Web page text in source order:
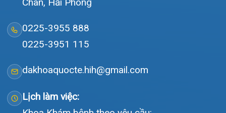
Tin tức
Liên hệ
© Bệnh viện đa khoa Quốc tế Hải Phòng - HIH. All rights